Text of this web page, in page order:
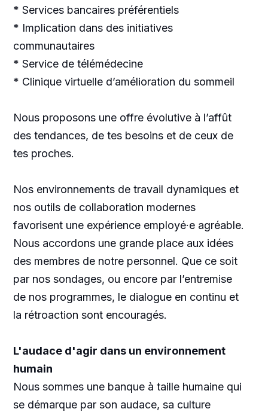
* Services bancaires préférentiels
* Implication dans des initiatives
communautaires
* Service de télémédecine
* Clinique virtuelle d’amélioration du sommeil
Nous proposons une offre évolutive à l’affût
des tendances, de tes besoins et de ceux de
tes proches.
Nos environnements de travail dynamiques et
nos outils de collaboration modernes
favorisent une expérience employé·e agréable.
Nous accordons une grande place aux idées
des membres de notre personnel. Que ce soit
par nos sondages, ou encore par l’entremise
de nos programmes, le dialogue en continu et
la rétroaction sont encouragés.
L'audace d'agir dans un environnement
humain
Nous sommes une banque à taille humaine qui
se démarque par son audace, sa culture